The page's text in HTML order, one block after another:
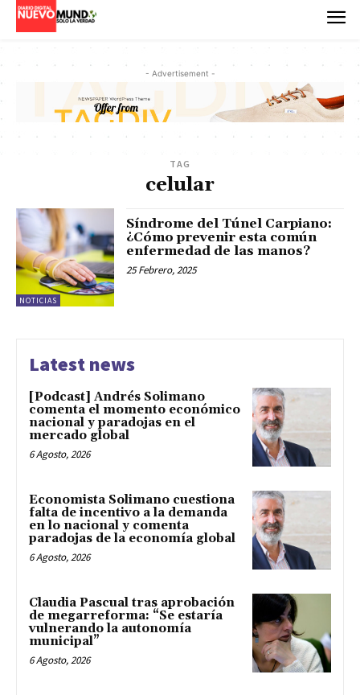
- Advertisement -
TAG
celular
NOTICIAS
Síndrome del Túnel Carpiano:
¿Cómo prevenir esta común
enfermedad de las manos?
25 Febrero, 2025
Latest news
[Podcast] Andrés Solimano
comenta el momento económico
nacional y paradojas en el
mercado global
6 Agosto, 2026
Economista Solimano cuestiona
falta de incentivo a la demanda
en lo nacional y comenta
paradojas de la economía global
6 Agosto, 2026
Claudia Pascual tras aprobación
de megarreforma: “Se estaría
vulnerando la autonomía
municipal”
6 Agosto, 2026